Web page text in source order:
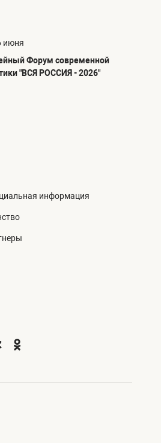
июня
Форум современной
"ВСЯ РОССИЯ - 2026"
информация